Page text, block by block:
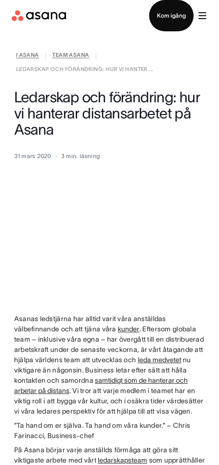
Kom igång
I ASANA TEAM ASANA
LEDARSKAP OCH FÖRÄNDRING: HUR VI HANTER ...
Ledarskap och förändring: hur
vi hanterar distansarbetet på
Asana
31 mars 2020 3 min. läsning
Asanas ledstjärna har alltid varit våra anställdas
välbefinnande och att tjäna våra kunder. Eftersom globala
team – inklusive våra egna – har övergått till en distribuerad
arbetskraft under de senaste veckorna, är vårt åtagande att
hjälpa världens team att utvecklas och leda medvetetnu
viktigare än någonsin. Business letar efter sätt att hålla
kontakten och samordnasamtidigt som de hanterar och
arbetar på distans. Vi tror att varje medlem i teamet har en
viktig roll i att bygga vår kultur, och i osäkra tider värdesätter
vi våra ledares perspektiv för att hjälpa till att visa vägen.
”Ta hand om er själva. Ta hand om våra kunder.” – Chris
Farinacci, Business-chef
På Asana börjar varje anställds förmåga att göra sitt
viktigaste arbete med vårt ledarskapsteam som upprätthåller